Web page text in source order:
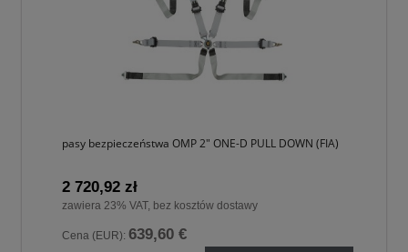
pasy bezpieczeństwa OMP 2" ONE-D PULL DOWN (FIA)
2 720,92 zł
zawiera 23% VAT, bez kosztów dostawy
Cena (EUR): 639,60 €